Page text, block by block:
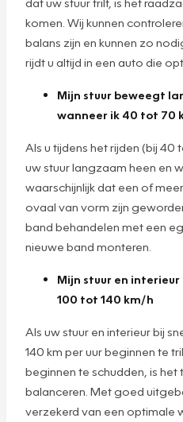
komen. Wij kunnen
balans zijn en kunnen zo
rijdt u altijd in een auto die
Mijn stuur beweegt
wanneer ik 40 tot 70
Als u tijdens het rijden (bij 40
uw stuur langzaam heen en
waarschijnlijk dat een of
ovaal van vorm zijn
band behandelen met een
nieuwe band monteren.
Mijn stuur en
100 tot 140 km/h
Als uw stuur en interieur bij
140 km per uur beginnen te
beginnen te schudden, is
balanceren. Met goed
verzekerd van een optimale